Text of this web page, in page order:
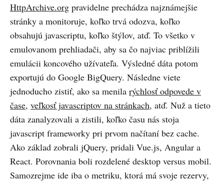
HttpArchive.org pravidelne prechádza najznámejšie
stránky a monitoruje, koľko trvá odozva, koľko
obsahujú javascriptu, koľko štýlov, atď. To všetko v
emulovanom prehliadači, aby sa čo najviac priblížili
emulácii koncového užívateľa. Výsledné dáta potom
exportujú do Google BigQuery. Následne viete
jednoducho zistiť, ako sa menila rýchlosť odpovede v
čase, veľkosť javascriptov na stránkach, atď. Nuž a tieto
dáta zanalyzovali a zistili, koľko času nás stoja
javascript frameworky pri prvom načítaní bez cache.
Ako základ zobrali jQuery, pridali Vue.js, Angular a
React. Porovnania boli rozdelené desktop versus mobil.
Samozrejme ide iba o metriku, ktorá má svoje rezervy,